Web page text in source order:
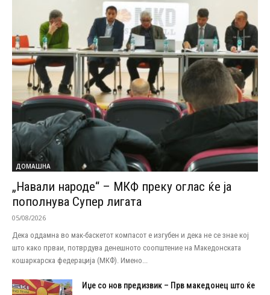
ДОМАШНА
„Навали народе“ – МКФ преку оглас ќе ја
пополнува Супер лигата
05/08/2026
Дека оддамна во мак-баскетот компасот е изгубен и дека не се знае кој
што како прваи, потврдува денешното соопштение на Македонската
кошаркарска федерација (МКФ). Имено...
Иџе со нов предизвик – Прв македонец што ќе